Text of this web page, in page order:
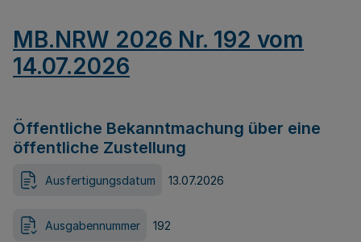
MB.NRW 2026 Nr. 192 vom
14.07.2026
Öffentliche Bekanntmachung über eine
öffentliche Zustellung
Ausfertigungsdatum 13.07.2026
Ausgabennummer 192